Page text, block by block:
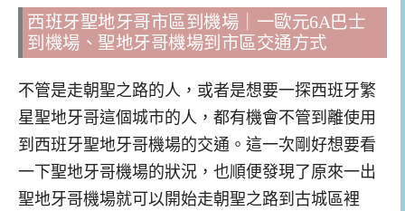
西班牙聖地牙哥市區到機場｜一歐元6A巴士
到機場、聖地牙哥機場到市區交通方式
不管是走朝聖之路的人，或者是想要一探西班牙繁
星聖地牙哥這個城市的人，都有機會不管到離使用
到西班牙聖地牙哥機場的交通。這一次剛好想要看
一下聖地牙哥機場的狀況，也順便發現了原來一出
聖地牙哥機場就可以開始走朝聖之路到古城區裡